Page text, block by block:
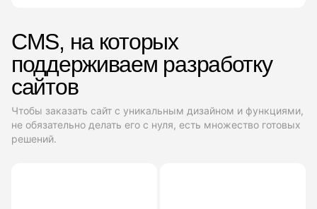
CMS, на которых
поддерживаем разработку
сайтов
Чтобы заказать сайт с уникальным дизайном и функциями,
не обязательно делать его с нуля, есть множество готовых
решений.